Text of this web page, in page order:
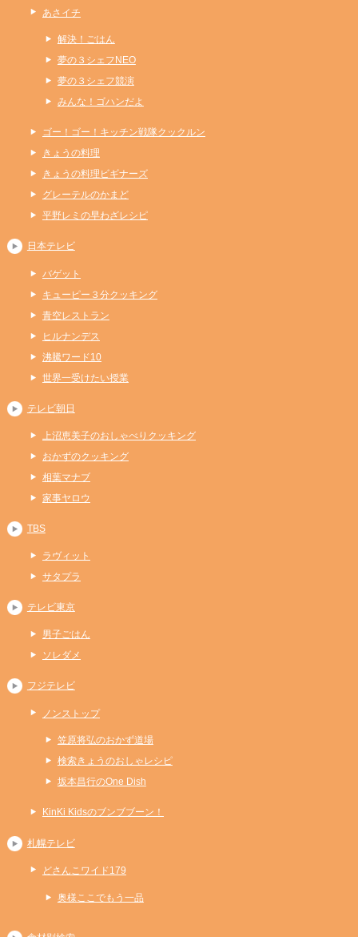
あさイチ
解決！ごはん
夢の３シェフNEO
夢の３シェフ競演
みんな！ゴハンだよ
ゴー！ゴー！キッチン戦隊クックルン
きょうの料理
きょうの料理ビギナーズ
グレーテルのかまど
平野レミの早わざレシピ
日本テレビ
バゲット
キューピー３分クッキング
青空レストラン
ヒルナンデス
沸騰ワード10
世界一受けたい授業
テレビ朝日
上沼恵美子のおしゃべりクッキング
おかずのクッキング
相葉マナブ
家事ヤロウ
TBS
ラヴィット
サタプラ
テレビ東京
男子ごはん
ソレダメ
フジテレビ
ノンストップ
笠原将弘のおかず道場
検索きょうのおしゃレシピ
坂本昌行のOne Dish
KinKi Kidsのブンブブーン！
札幌テレビ
どさんこワイド179
奥様ここでもう一品